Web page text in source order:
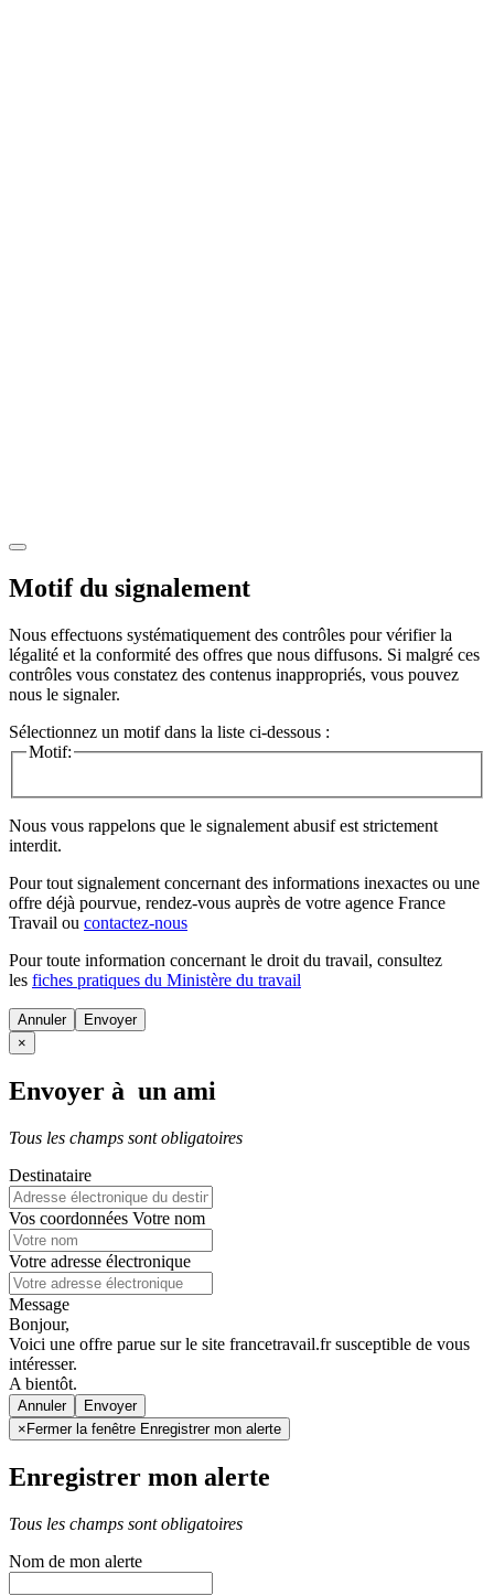
Motif du signalement
Nous effectuons systématiquement des contrôles pour vérifier la
légalité et la conformité des offres que nous diffusons. Si malgré ces
contrôles vous constatez des contenus inappropriés, vous pouvez
nous le signaler.
Sélectionnez un motif dans la liste ci-dessous :
Motif:
Nous vous rappelons que le signalement abusif est strictement
interdit.
Pour tout signalement concernant des informations inexactes ou une
offre déjà pourvue, rendez-vous auprès de votre agence France
Travail ou contactez-nous
Pour toute information concernant le droit du travail, consultez
les fiches pratiques du Ministère du travail
Annuler
×
Envoyer à un ami
Tous les champs sont obligatoires
Destinataire
Vos coordonnées Votre nom
Votre adresse électronique
Message
Bonjour,
Voici une offre parue sur le site francetravail.fr susceptible de vous
intéresser.
A bientôt.
Annuler
× Fermer la fenêtre Enregistrer mon alerte
Enregistrer mon alerte
Tous les champs sont obligatoires
Nom de mon alerte